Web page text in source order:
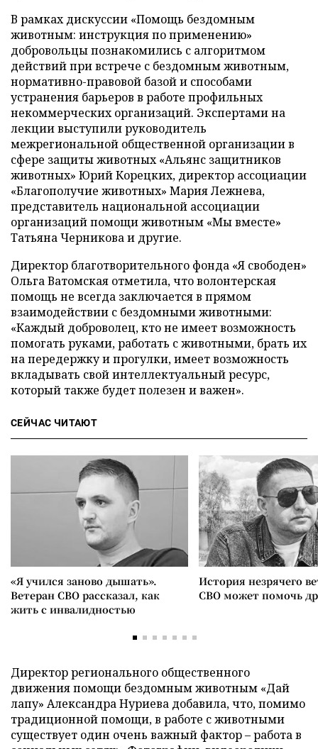
В рамках дискуссии «Помощь бездомным
животным: инструкция по применению»
добровольцы познакомились с алгоритмом
действий при встрече с бездомным животным,
нормативно-правовой базой и способами
устранения барьеров в работе профильных
некоммерческих организаций. Экспертами на
лекции выступили руководитель
межрегиональной общественной организации в
сфере защиты животных «Альянс защитников
животных» Юрий Корецких, директор ассоциации
«Благополучие животных» Мария Лежнева,
представитель национальной ассоциации
организаций помощи животным «Мы вместе»
Татьяна Черникова и другие.
Директор благотворительного фонда «Я свободен»
Ольга Ватомская отметила, что волонтерская
помощь не всегда заключается в прямом
взаимодействии с бездомными животными:
«Каждый доброволец, кто не имеет возможность
помогать руками, работать с животными, брать их
на передержку и прогулки, имеет возможность
вкладывать свой интеллектуальный ресурс,
который также будет полезен и важен».
СЕЙЧАС ЧИТАЮТ
«Я учился заново дышать».
Ветеран СВО рассказал, как
жить с инвалидностью
История незрячего
СВО может помочь
Директор регионального общественного
движения помощи бездомным животным «Дай
лапу» Александра Нуриева добавила, что, помимо
традиционной помощи, в работе с животными
существует один очень важный фактор – работа в